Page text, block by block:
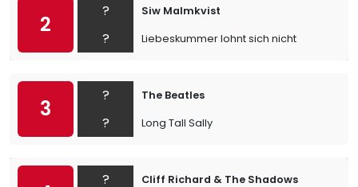
2
?
?
Siw Malmkvist
Liebeskummer lohnt sich nicht
3
?
?
The Beatles
Long Tall Sally
?
Cliff Richard & The Shadows